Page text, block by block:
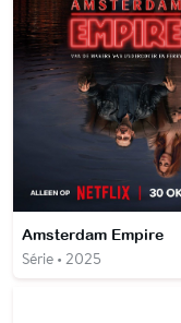
Amsterdam Empire
Série • 2025